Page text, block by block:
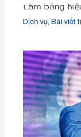
Làm bảng
Dịch vụ ,Bài viết